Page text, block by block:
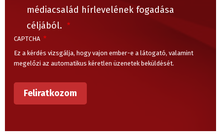
médiacsalád hírlevelének fogadása
céljából.
CAPTCHA
Ez a kérdés vizsgálja, hogy vajon ember-e a látogató, valamint
megelőzi az automatikus kéretlen üzenetek beküldését.